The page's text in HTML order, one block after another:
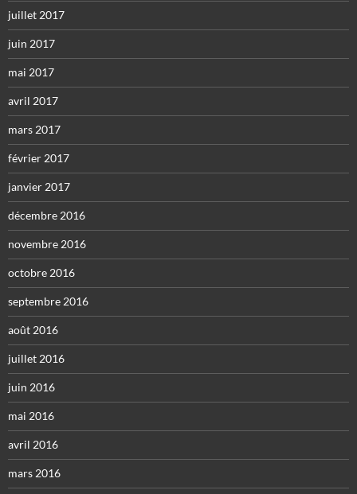
juillet 2017
juin 2017
mai 2017
avril 2017
mars 2017
février 2017
janvier 2017
décembre 2016
novembre 2016
octobre 2016
septembre 2016
août 2016
juillet 2016
juin 2016
mai 2016
avril 2016
mars 2016